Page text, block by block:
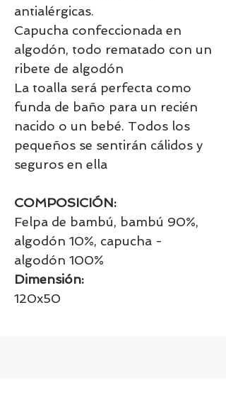
antialérgicas.
Capucha confeccionada en
algodón, todo rematado con un
ribete de algodón
La toalla será perfecta como
funda de baño para un recién
nacido o un bebé. Todos los
pequeños se sentirán cálidos y
seguros en ella
COMPOSICIÓN:
Felpa de bambú, bambú 90%,
algodón 10%, capucha -
algodón 100%
Dimensión:
120x50